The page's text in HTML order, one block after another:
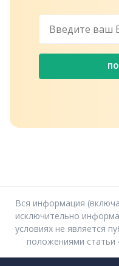
Вся информация
исключительно
условиях не является
положениями статьи